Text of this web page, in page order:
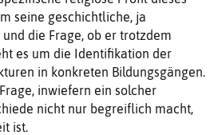
seine geschichtliche, ja
die Frage, ob er trotzdem
es um die Identifikation der
in konkreten Bildungsgängen.
inwiefern ein solcher
nicht nur begreiflich macht,
ist.